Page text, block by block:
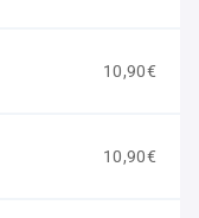
10,90€
10,90€